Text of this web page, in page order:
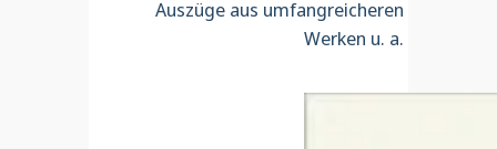
Auszüge aus umfangreicheren
Werken u. a.